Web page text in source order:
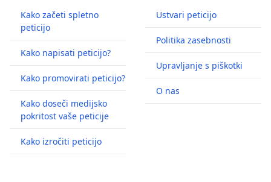
Kako začeti spletno
peticijo
Kako napisati peticijo?
Kako promovirati peticijo?
Kako doseči medijsko
pokritost vaše peticije
Kako izročiti peticijo
Ustvari peticijo
Politika zasebnosti
Upravljanje s piškotki
O nas